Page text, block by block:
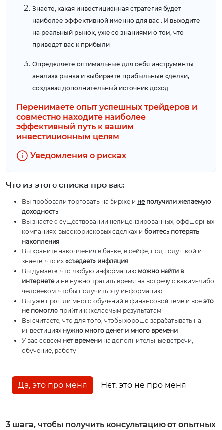
Знаете, какая инвестиционная стратегия будет
наиболее эффективной именно для вас . И выходите
на реальный рынок, уже со знаниями о том, что
приведет вас к прибыли
Определяете оптимальные для себя инструменты
анализа рынка и выбираете прибыльные сделки,
создавая дополнительный источник доход
Перенимаете опыт успешных трейдеров и
совместно находите наиболее
эффективный путь к вашим
инвестиционным целям
Уведомления о рисках
Что из этого списка про вас:
Вы пробовали торговать на бирже и неполучили желаемую
доходность
Вы знаете о существовании нелицензированных, оффшорных
компаниях, высокорисковых сделках и боитесь потерять
накопления
Вы храните накопления в банке, в сейфе, под подушкой и
знаете, что их «съедает» инфляция
Вы думаете, что любую информацию можно найти в
интернетеи не нужно тратить время на встречу с каким-либо
человеком, чтобы получить эту информацию
Вы уже прошли много обучений в финансовой теме и все это
не помогло прийти к желаемым результатам
Вы считаете, что для того, чтобы хорошо зарабатывать на
инвестициях нужно много денег и много времени
У вас совсем нет времени на дополнительные встречи,
обучение, работу
Да, это про меня Нет, это не про меня
3 шага, чтобы получить консультацию от опытных